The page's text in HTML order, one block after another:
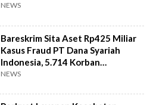
NEWS
Bareskrim Sita Aset Rp425 Miliar
Kasus Fraud PT Dana Syariah
Indonesia, 5.714 Korban
Terverifikasai
NEWS